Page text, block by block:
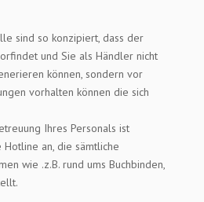
sind so konzipiert, dass der
und Sie als Händler nicht
können, sondern vor
vorhalten können die sich
Ihres Personals ist
an, die sämtliche
wie .z.B. rund ums Buchbinden,